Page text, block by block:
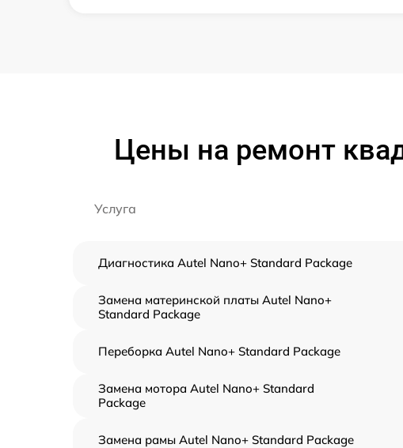
Цены на ремонт
Услуга
Диагностика Autel Nano+ Standard Package
Замена материнской платы Autel Nano+
Standard Package
Переборка Autel Nano+ Standard Package
Замена мотора Autel Nano+ Standard
Package
Замена рамы Autel Nano+ Standard Package